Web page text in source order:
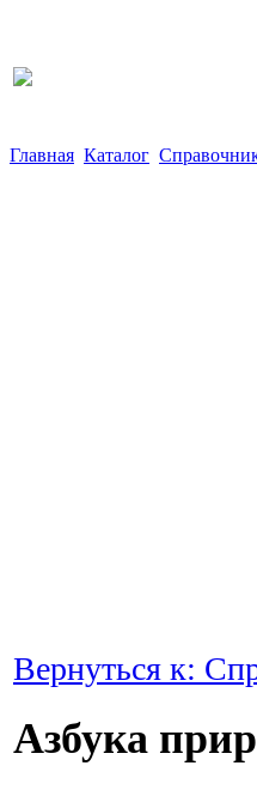
Главная Каталог
Вернуться к:
Азбука